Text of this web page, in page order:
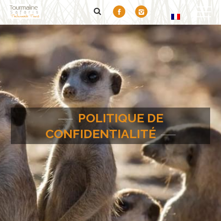
POLITIQUE DE
CONFIDENTIALITÉ